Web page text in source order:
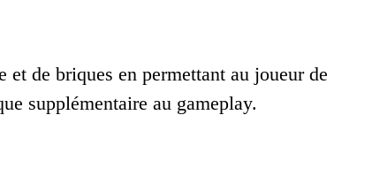
de briques en permettant au joueur de
supplémentaire au gameplay.